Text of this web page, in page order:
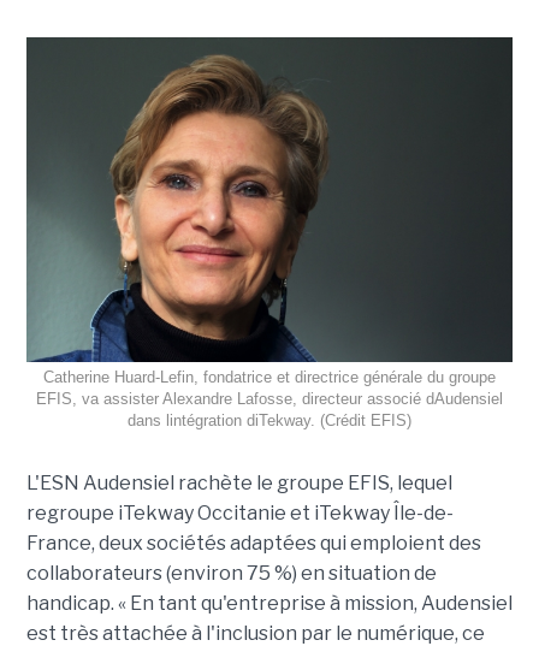
Catherine Huard-Lefin, fondatrice et directrice générale du groupe
EFIS, va assister Alexandre Lafosse, directeur associé dAudensiel
dans lintégration diTekway. (Crédit EFIS)
L'ESN Audensiel rachète le groupe EFIS, lequel
regroupe iTekway Occitanie et iTekway Île-de-
France, deux sociétés adaptées qui emploient des
collaborateurs (environ 75 %) en situation de
handicap. « En tant qu'entreprise à mission, Audensiel
est très attachée à l'inclusion par le numérique, ce